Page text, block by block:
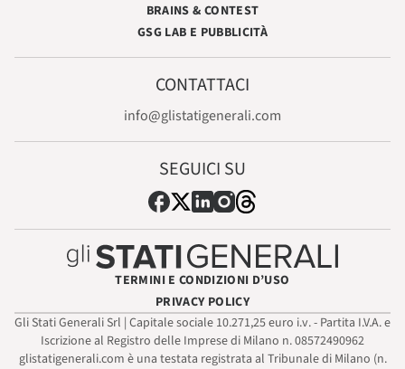
BRAINS & CONTEST
GSG LAB E PUBBLICITÀ
CONTATTACI
info@glistatigenerali.com
SEGUICI SU
TERMINI E CONDIZIONI D’USO
PRIVACY POLICY
Gli Stati Generali Srl | Capitale sociale 10.271,25 euro i.v. - Partita I.V.A. e
Iscrizione al Registro delle Imprese di Milano n. 08572490962
glistatigenerali.com è una testata registrata al Tribunale di Milano (n.